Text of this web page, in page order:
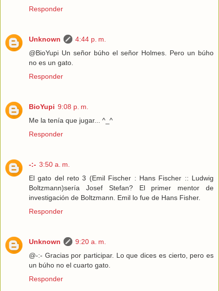
Responder
Unknown
4:44 p. m.
@BioYupi Un señor búho el señor Holmes. Pero un búho
no es un gato.
Responder
BioYupi 9:08 p. m.
Me la tenía que jugar... ^_^
Responder
-:- 3:50 a. m.
El gato del reto 3 (Emil Fischer : Hans Fischer :: Ludwig
Boltzmann)sería Josef Stefan? El primer mentor de
investigación de Boltzmann. Emil lo fue de Hans Fisher.
Responder
Unknown
9:20 a. m.
@-:- Gracias por participar. Lo que dices es cierto, pero es
un búho no el cuarto gato.
Responder